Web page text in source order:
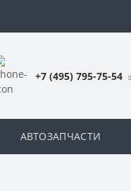
+7 (495) 795-75-54
АВТОЗАПЧАСТИ